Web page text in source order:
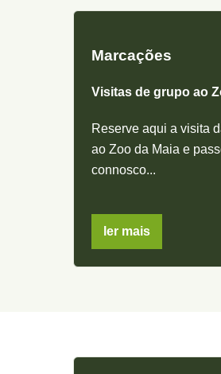
Marcações
Visitas de grupo ao
Reserve aqui a visita
ao Zoo da Maia e
connosco...
ler mais